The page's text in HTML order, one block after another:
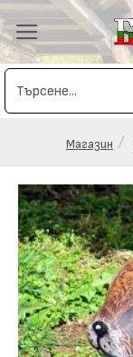
Магазин